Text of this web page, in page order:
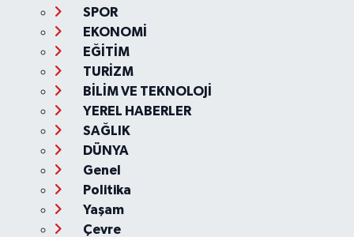
SPOR
EKONOMİ
EĞİTİM
TURİZM
BİLİM VE TEKNOLOJİ
YEREL HABERLER
SAĞLIK
DÜNYA
Genel
Politika
Yaşam
Çevre